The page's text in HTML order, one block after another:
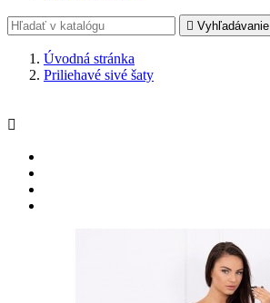
 Vyhľadávanie
Úvodná stránka
Priliehavé sivé šaty
